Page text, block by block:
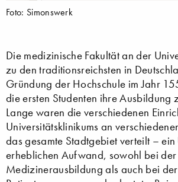
Foto: Simonswerk
Die medizinische Fakultät an der
zu den traditionsreichsten in
Gründung der Hochschule im Jahr
die ersten Studenten ihre Ausbildung
Lange waren die verschiedenen
Universitätsklinikums an
das gesamte Stadtgebiet verteilt –
erheblichen Aufwand, sowohl bei der
Medizinerausbildung als auch bei der